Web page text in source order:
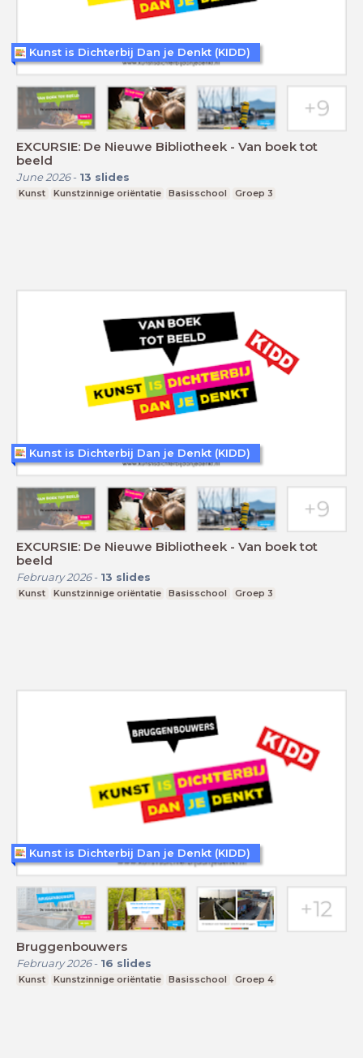
EXCURSIE: De Nieuwe Bibliotheek - Van boek tot
beeld
June 2026- 13 slides
Kunst Kunstzinnige oriëntatie Basisschool Groep 3
Kunst is Dichterbij Dan je Denkt (KIDD)
EXCURSIE: De Nieuwe Bibliotheek - Van boek tot
beeld
February 2026- 13 slides
Kunst Kunstzinnige oriëntatie Basisschool Groep 3
Kunst is Dichterbij Dan je Denkt (KIDD)
Bruggenbouwers
February 2026- 16 slides
Kunst Kunstzinnige oriëntatie Basisschool Groep 4
Kunst is Dichterbij Dan je Denkt (KIDD)